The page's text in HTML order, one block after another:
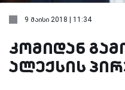
9 მაისი 2018 | 11:34
კომიდან
ალექსის